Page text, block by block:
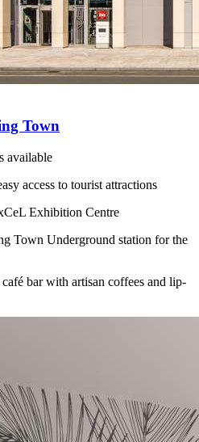
Town
available
access to tourist attractions
Exhibition Centre
Town Underground station for the
bar with artisan coffees and lip-